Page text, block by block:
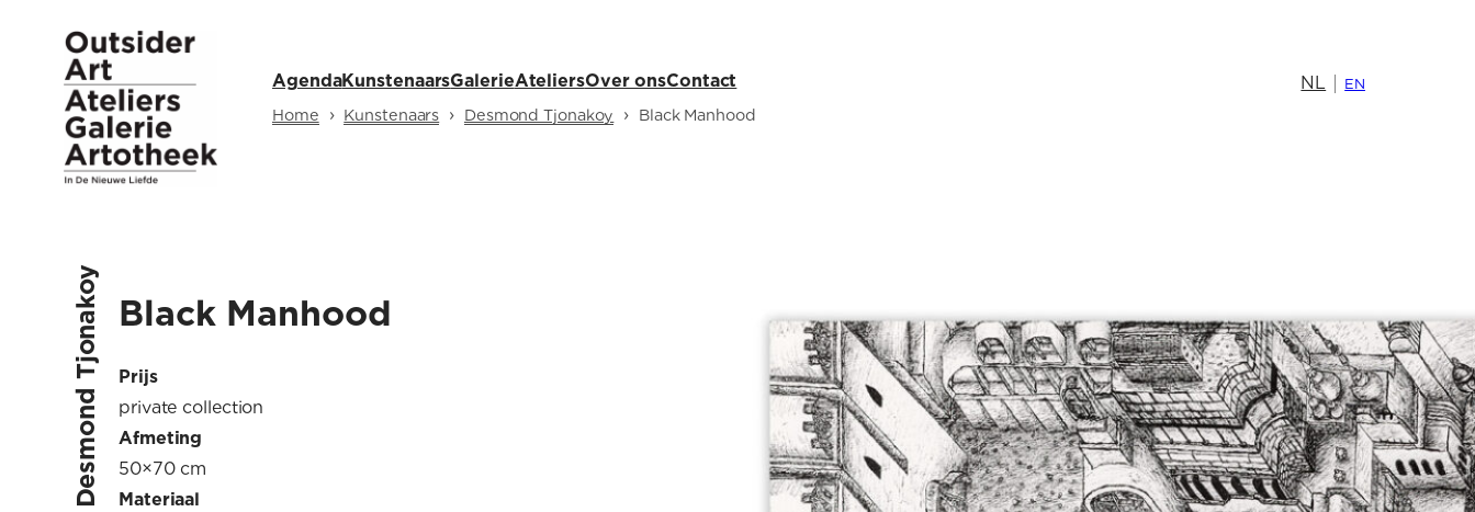
inhoud
AgendaKunstenaarsGalerieAteliersOver onsContact
Home › Kunstenaars › Desmond Tjonakoy › Black Manhood
NL EN
Desmond Tjonakoy Black Manhood
Prijs
private collection
Afmeting
50×70 cm
Materiaal